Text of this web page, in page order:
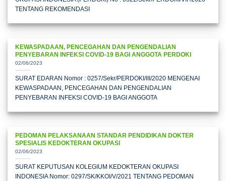
TENTANG REKOMENDASI
KEWASPADAAN, PENCEGAHAN DAN PENGENDALIAN
PENYEBARAN INFEKSI COVID-19 BAGI ANGGOTA PERDOKI
02/06/2023
SURAT EDARAN Nomor : 0257/Sekr/PERDOKI/III/2020 MENGENAI
KEWASPADAAN, PENCEGAHAN DAN PENGENDALIAN
PENYEBARAN INFEKSI COVID-19 BAGI ANGGOTA
PEDOMAN PELAKSANAAN STANDAR PENDIDIKAN DOKTER
SPESIALIS KEDOKTERAN OKUPASI
02/06/2023
SURAT KEPUTUSAN KOLEGIUM KEDOKTERAN OKUPASI
INDONESIA Nomor: 0297/SK/KKOI/V/2021 TENTANG PEDOMAN